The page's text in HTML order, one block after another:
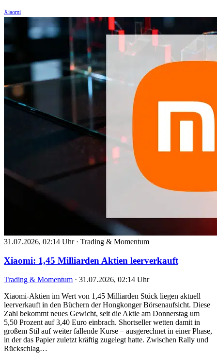
Xiaomi
31.07.2026, 02:14 Uhr · Trading & Momentum
Xiaomi: 1,45 Milliarden Aktien leerverkauft
Trading & Momentum · 31.07.2026, 02:14 Uhr
Xiaomi-Aktien im Wert von 1,45 Milliarden Stück liegen aktuell
leerverkauft in den Büchern der Hongkonger Börsenaufsicht. Diese
Zahl bekommt neues Gewicht, seit die Aktie am Donnerstag um
5,50 Prozent auf 3,40 Euro einbrach. Shortseller wetten damit in
großem Stil auf weiter fallende Kurse – ausgerechnet in einer Phase,
in der das Papier zuletzt kräftig zugelegt hatte. Zwischen Rally und
Rückschlag…